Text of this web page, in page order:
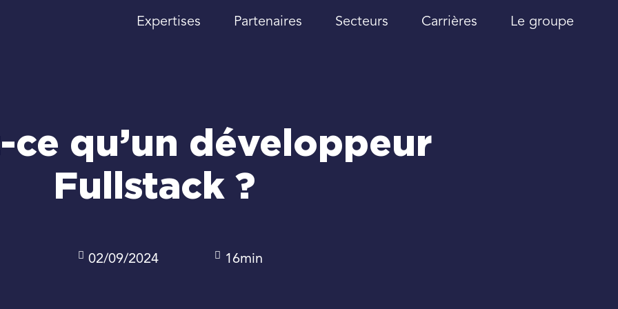
Expertises Partenaires Secteurs Carrières Le groupe
ce qu’un développeur
Fullstack ?
02/09/2024 16min